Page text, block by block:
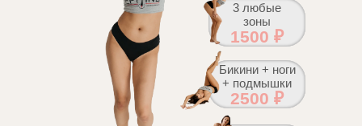
2500 ₽
Бикини + ноги
+ подмышки
1500 ₽
3 любые
зоны